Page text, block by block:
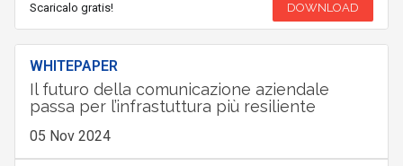
Scaricalo gratis! DOWNLOAD
WHITEPAPER
Il futuro della comunicazione aziendale
passa per l’infrastuttura più resiliente
05 Nov 2024